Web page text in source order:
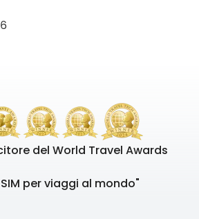
del World Travel Awards
per viaggi al mondo"